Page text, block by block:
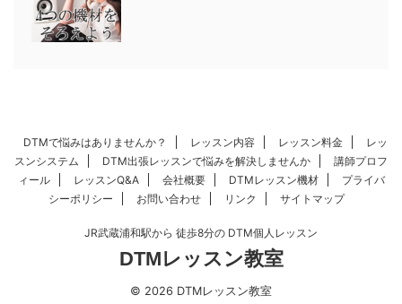
DTMで悩みはありませんか？ レッスン内容 レッスン料金
レッ
スンシステム
DTM出張レッスンで悩みを解決しませんか
講師プロフ
ィール
レッスンQ&A 会社概要 DTMレッスン機材
プライバ
シーポリシー
お問い合わせ リンク サイトマップ
JR武蔵浦和駅から 徒歩8分の DTM個人レッスン
DTMレッスン教室
© 2026 DTMレッスン教室